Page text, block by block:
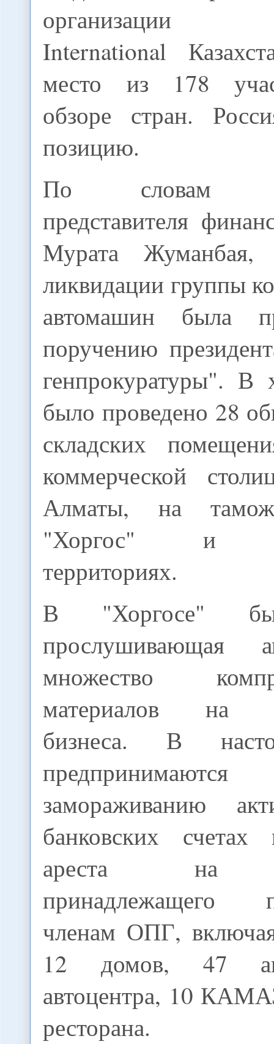
организации
International
место из 178
обзоре стран.
позицию.
По словам
представителя
Мурата Жуманбая,
ликвидации группы
автомашин была
поручению
генпрокуратуры". В
было проведено 28
складских
коммерческой
Алматы, на
"Хоргос" и
территориях.
В "Хоргосе"
прослушивающая
множество
материалов на
бизнеса. В
замораживанию
банковских
ареста на
принадлежащего
членам ОПГ,
12 домов, 47
автоцентра, 10
ресторана.